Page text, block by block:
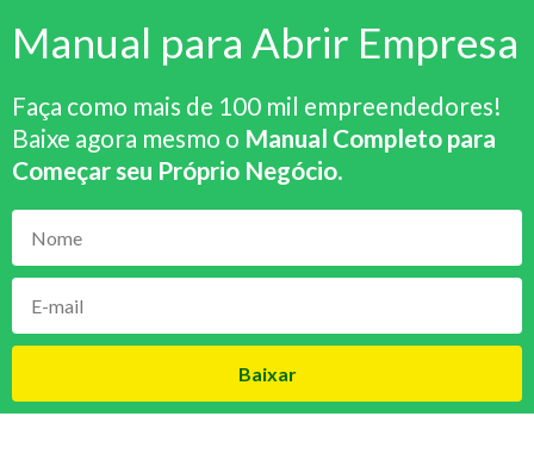
Manual para Abrir Empresa
Faça como mais de 100 mil empreendedores!
Baixe agora mesmo o Manual Completo para
Começar seu Próprio Negócio.
Baixar